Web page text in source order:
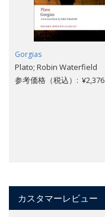
Gorgias
Plato; Robin Waterfield
参考価格（税込）: ¥2,376
カスタマーレビュー